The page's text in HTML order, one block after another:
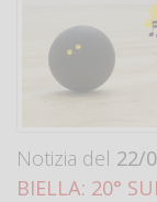
Notizia del 22/
BIELLA: 20°